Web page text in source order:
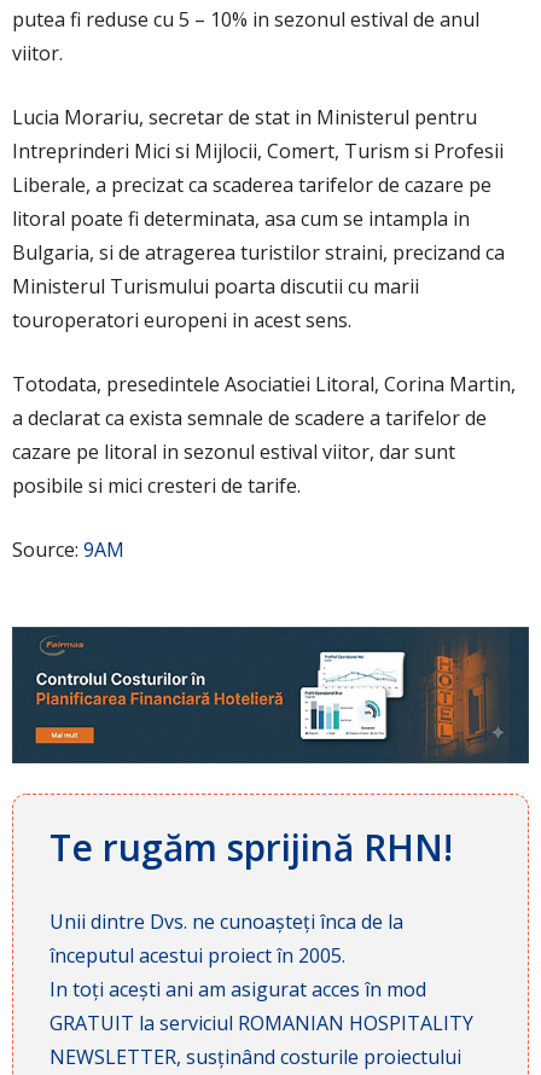
putea fi reduse cu 5 – 10% in sezonul estival de anul
viitor.
Lucia Morariu, secretar de stat in Ministerul pentru
Intreprinderi Mici si Mijlocii, Comert, Turism si Profesii
Liberale, a precizat ca scaderea tarifelor de cazare pe
litoral poate fi determinata, asa cum se intampla in
Bulgaria, si de atragerea turistilor straini, precizand ca
Ministerul Turismului poarta discutii cu marii
touroperatori europeni in acest sens.
Totodata, presedintele Asociatiei Litoral, Corina Martin,
a declarat ca exista semnale de scadere a tarifelor de
cazare pe litoral in sezonul estival viitor, dar sunt
posibile si mici cresteri de tarife.
Source: 9AM
Te rugăm sprijină RHN!
Unii dintre Dvs. ne cunoașteți înca de la
începutul acestui proiect în 2005.
In toți acești ani am asigurat acces în mod
GRATUIT la serviciul ROMANIAN HOSPITALITY
NEWSLETTER, susținând costurile proiectului